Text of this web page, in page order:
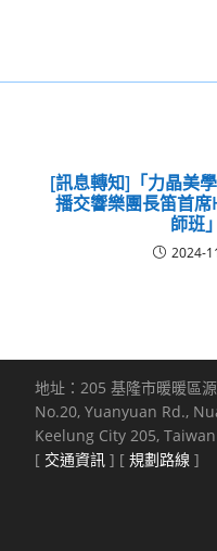
[訊息轉知]「力晶美
播交響樂團長笛首
師班」
2024-
地址：205 基隆市暖暖區
No.20, Yuanyuan Rd.,
Keelung City 205, Taiwan
[ 交通資訊 ] [ 規劃路線 ]